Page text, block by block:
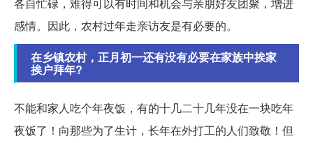
感情。因此，农村过年走亲访友是有必要的。
在乡镇农村，正月初一还有没有必要在家族中挨家
挨户拜年?
不能和家人吃个年夜饭，有的十几二十几年没在一块吃年
夜饭了！向那些为了生计，长年在外打工的人们致敬！但